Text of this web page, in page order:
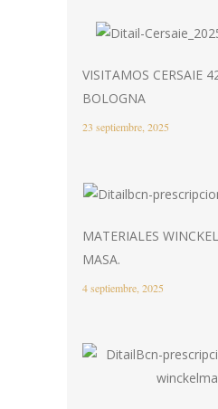
VISITAMOS CERSAIE
BOLOGNA
23 septiembre, 2025
MATERIALES
MASA.
4 septiembre, 2025